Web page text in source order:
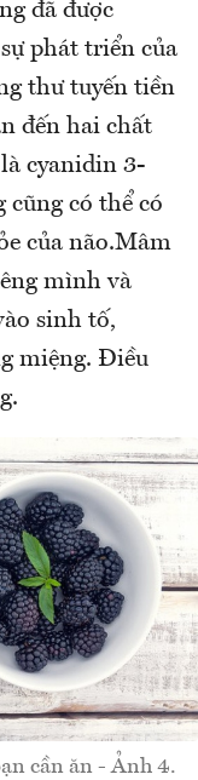
đã được
phát triển của
thư tuyến tiền
đến hai chất
cyanidin 3-
cũng có thể có
của não.Mâm
mình và
sinh tố,
miệng. Điều
cần ăn - Ảnh 4.